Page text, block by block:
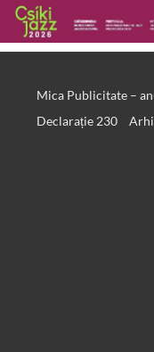
Mica Publicitate –
Declarație 230